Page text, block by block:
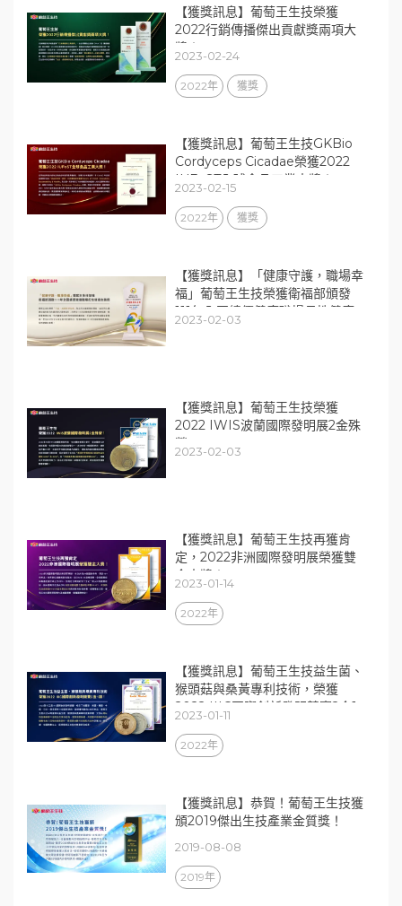
【獲獎訊息】葡萄王生技榮獲
2022行銷傳播傑出貢獻獎兩項大
獎！
2023-02-24
2022年 獲獎
【獲獎訊息】葡萄王生技GKBio
Cordyceps Cicadae榮獲2022
IUFoST全球食品工業大獎！
2023-02-15
2022年 獲獎
【獲獎訊息】「健康守護，職場幸
福」葡萄王生技榮獲衛福部頒發
111年全國績優健康職場母性健康
友善獎
2023-02-03
【獲獎訊息】葡萄王生技榮獲
2022 IWIS波蘭國際發明展2金殊
榮
2023-02-03
【獲獎訊息】葡萄王生技再獲肯
定，2022非洲國際發明展榮獲雙
金大獎！
2023-01-14
2022年
【獲獎訊息】葡萄王生技益生菌、
猴頭菇與桑黃專利技術，榮獲
2022 IIIC國際創新發明競賽2金1
銀
2023-01-11
2022年
【獲獎訊息】恭賀！葡萄王生技獲
頒2019傑出生技產業金質獎！
2019-08-08
2019年